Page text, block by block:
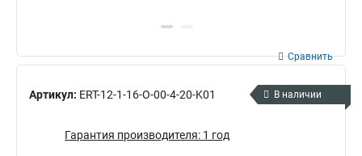
Артикул: ERT-12-1-16-O-00-4-20-K01
Сравнить
В наличии
Гарантия производителя: 1 год